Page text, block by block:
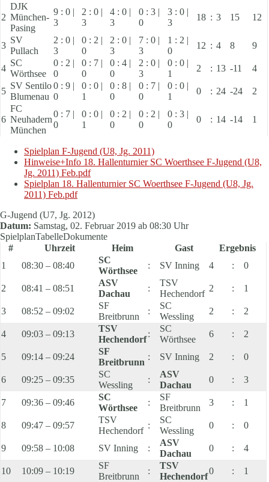
2
DJK
München-
Pasing
9 : 0 |
3
2 : 0 |
3
4 : 0 |
3
0 : 3 |
0
3 : 0 |
3
18 : 3 15 12
3
SV
Pullach
2 : 0 |
3
0 : 2 |
0
2 : 0 |
3
7 : 0 |
3
1 : 2 |
0
12 : 4 8 9
4
SC
Wörthsee
0 : 2 |
0
0 : 7 |
0
0 : 4 |
0
2 : 0 |
3
0 : 0 |
1
2 : 13 -11 4
5
SV Sentilo
Blumenau
0 : 9 |
0
0 : 0 |
1
0 : 8 |
0
0 : 7 |
0
0 : 0 |
1
0 : 24 -24 2
6
FC
Neuhadern
München
0 : 7 |
0
0 : 0 |
1
0 : 2 |
0
0 : 2 |
0
0 : 3 |
0
0 : 14 -14 1
Spielplan F-Jugend (U8, Jg. 2011)
Hinweise+Info 18. Hallenturnier SC Woerthsee F-Jugend (U8,
Jg. 2011) Feb.pdf
Spielplan 18. Hallenturnier SC Woerthsee F-Jugend (U8, Jg.
2011) Feb.pdf
G-Jugend (U7, Jg. 2012)
Datum: Samstag, 02. Februar 2019 ab 08:30 Uhr
SpielplanTabelleDokumente
#
Uhrzeit Heim Gast
Ergebnis
1
08:30 – 08:40
SC
Wörthsee
: SV Inning 4 : 0
2 08:41 – 08:51
ASV
Dachau
:
TSV
Hechendorf
2 : 1
3 08:52 – 09:02
SF
Breitbrunn
:
SC
Wessling
2 : 2
4 09:03 – 09:13
TSV
Hechendorf
:
SC
Wörthsee
6 : 2
5 09:14 – 09:24
SF
Breitbrunn
: SV Inning 2 : 0
6 09:25 – 09:35
SC
Wessling
:
ASV
Dachau
0 : 3
7 09:36 – 09:46
SC
Wörthsee
:
SF
Breitbrunn
3 : 1
8 09:47 – 09:57
TSV
Hechendorf
:
SC
Wessling
0 : 0
9 09:58 – 10:08 SV Inning :
ASV
Dachau
0 : 4
10 10:09 – 10:19
SF
Breitbrunn
:
TSV
Hechendorf
0 : 1